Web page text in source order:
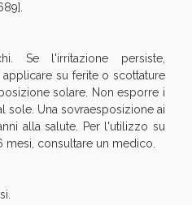
Se l'irritazione persiste,
su ferite o scottature
solare. Non esporre i
sole. Una sovraesposizione ai
alla salute. Per l'utilizzo su
mesi, consultare un medico.